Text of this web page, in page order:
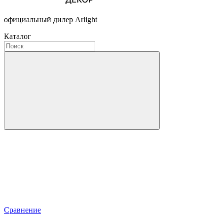
официальный дилер Arlight
Каталог
Сравнение